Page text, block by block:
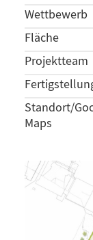
Wettbewerb
Fläche
Projektteam
Standort/
Maps